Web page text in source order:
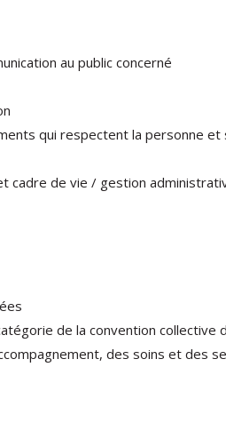
au public concerné
qui respectent la personne et
cadre de vie / gestion
de la convention collective
des soins et des